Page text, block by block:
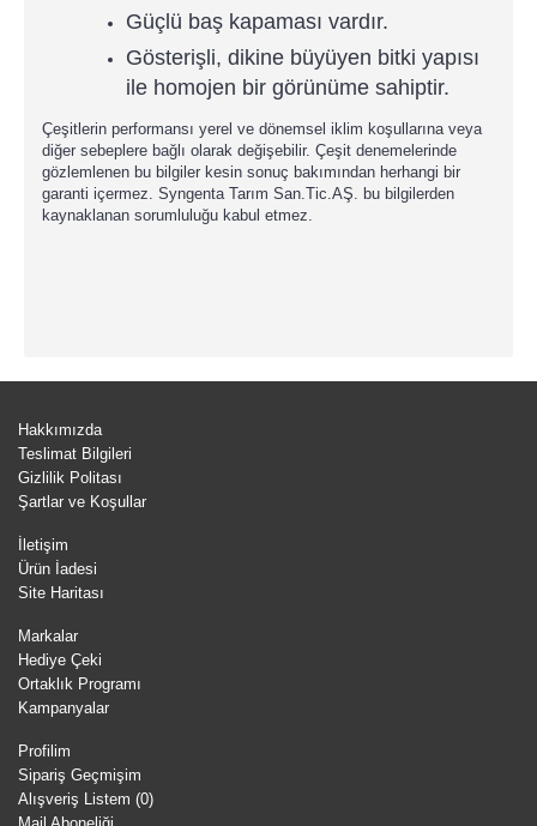
Güçlü baş kapaması vardır.
Gösterişli, dikine büyüyen bitki yapısı
ile homojen bir görünüme sahiptir.
Çeşitlerin performansı yerel ve dönemsel iklim koşullarına veya
diğer sebeplere bağlı olarak değişebilir. Çeşit denemelerinde
gözlemlenen bu bilgiler kesin sonuç bakımından herhangi bir
garanti içermez. Syngenta Tarım San.Tic.AŞ. bu bilgilerden
kaynaklanan sorumluluğu kabul etmez.
Hakkımızda
Teslimat Bilgileri
Gizlilik Politası
Şartlar ve Koşullar
İletişim
Ürün İadesi
Site Haritası
Markalar
Hediye Çeki
Ortaklık Programı
Kampanyalar
Profilim
Sipariş Geçmişim
Alışveriş Listem (0)